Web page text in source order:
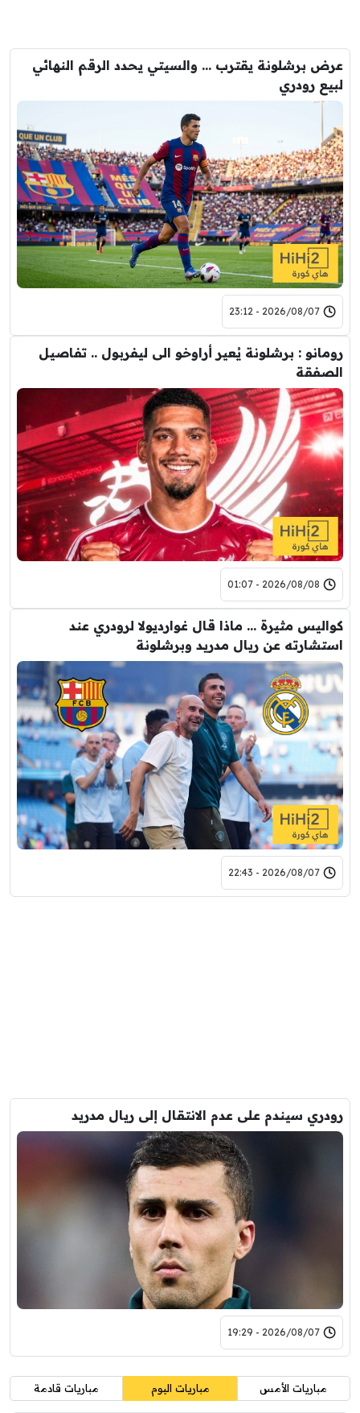
عرض برشلونة يقترب … والسيتي يحدد الرقم النهائي
لبيع رودري
2026/08/07 - 23:12
رومانو : برشلونة يُعير أراوخو الى ليفربول .. تفاصيل
الصفقة
2026/08/08 - 01:07
كواليس مثيرة … ماذا قال غوارديولا لرودري عند
استشارته عن ريال مدريد وبرشلونة
2026/08/07 - 22:43
رودري سيندم على عدم الانتقال إلى ريال مدريد
2026/08/07 - 19:29
مباريات الأمس مباريات اليوم مباريات قادمة